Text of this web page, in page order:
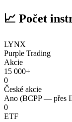
📈 Počet
LYNX
Purple Trading
Akcie
15 000+
0
České akcie
Ano (BCPP — přes
0
ETF